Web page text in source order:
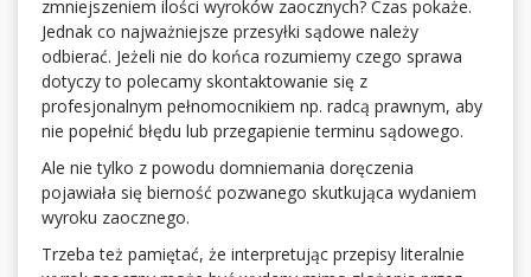
zmniejszeniem ilości wyroków zaocznych? Czas pokaże.
Jednak co najważniejsze przesyłki sądowe należy
odbierać. Jeżeli nie do końca rozumiemy czego sprawa
dotyczy to polecamy skontaktowanie się z
profesjonalnym pełnomocnikiem np. radcą prawnym, aby
nie popełnić błędu lub przegapienie terminu sądowego.
Ale nie tylko z powodu domniemania doręczenia
pojawiała się bierność pozwanego skutkująca wydaniem
wyroku zaocznego.
Trzeba też pamiętać, że interpretując przepisy literalnie